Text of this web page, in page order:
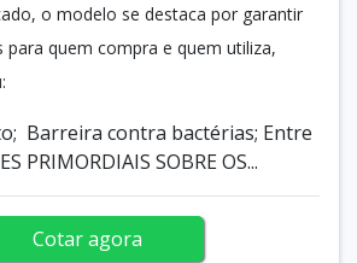
o modelo se destaca por garantir
para quem compra e quem utiliza,
Barreira contra bactérias; Entre
PRIMORDIAIS SOBRE OS...
Cotar agora